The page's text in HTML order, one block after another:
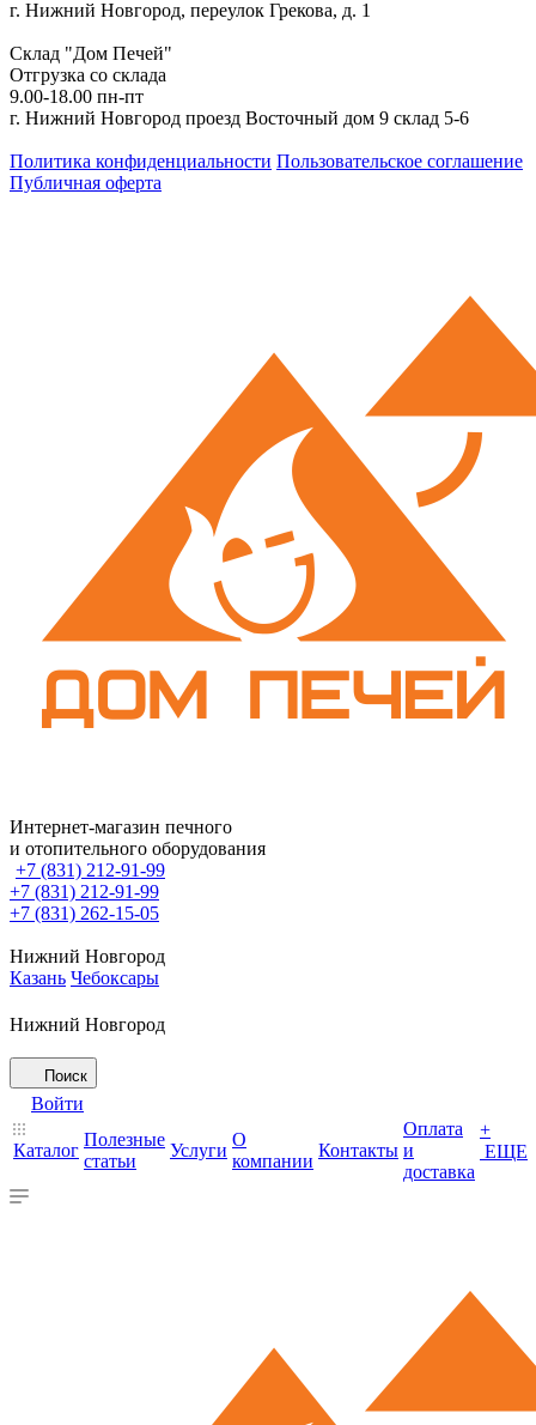
г. Нижний Новгород, переулок Грекова, д. 1
Склад "Дом Печей"
Отгрузка со склада
9.00-18.00 пн-пт
г. Нижний Новгород проезд Восточный дом 9 склад 5-6
Политика конфиденциальности Пользовательское соглашение
Публичная оферта
Интернет-магазин печного
и отопительного оборудования
+7 (831) 212-91-99
+7 (831) 212-91-99
+7 (831) 262-15-05
Нижний Новгород
Казань Чебоксары
Нижний Новгород
Поиск
Войти
Каталог
Полезные
статьи
Услуги
О
компании
Контакты
Оплата
и
доставка
+
ЕЩЕ